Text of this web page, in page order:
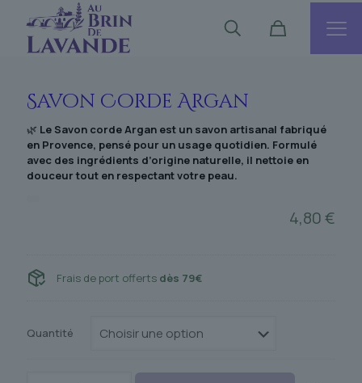
Savon Corde Argan
🌿 Le Savon corde Argan est un savon artisanal fabriqué
en Provence, pensé pour un usage quotidien. Formulé
avec des ingrédients d’origine naturelle, il nettoie en
douceur tout en respectant votre peau.
4,80€
Frais de port offerts dès 79€
Quantité